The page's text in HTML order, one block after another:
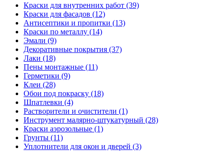
Краски для внутренних работ (39)
Краски для фасадов (12)
Антисептики и пропитки (13)
Краски по металлу (14)
Эмали (9)
Декоративные покрытия (37)
Лаки (18)
Пены монтажные (11)
Герметики (9)
Клеи (28)
Обои под покраску (18)
Шпатлевки (4)
Растворители и очистители (1)
Инструмент малярно-штукатурный (28)
Краски аэрозольные (1)
Грунты (11)
Уплотнители для окон и дверей (3)